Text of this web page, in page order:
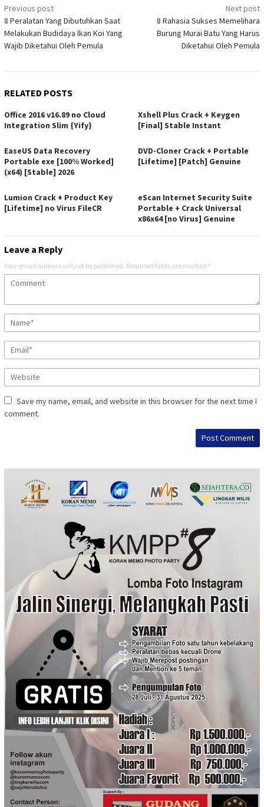
Post
navigation
Previous post
8 Peralatan Yang Dibutuhkan Saat
Melakukan Budidaya Ikan Koi Yang
Wajib Diketahui Oleh Pemula
Next post
8 Rahasia Sukses Memelihara
Burung Murai Batu Yang Harus
Diketahui Oleh Pemula
RELATED POSTS
Office 2016 v16.89 no Cloud
Integration Slim {Yify}
Xshell Plus Crack + Keygen
[Final] Stable Instant
EaseUS Data Recovery
Portable exe [100% Worked]
(x64) [Stable] 2026
DVD-Cloner Crack + Portable
[Lifetime] [Patch] Genuine
Lumion Crack + Product Key
[Lifetime] no Virus FileCR
eScan Internet Security Suite
Portable + Crack Universal
x86x64 [no Virus] Genuine
Leave a Reply
Your email address will not be published. Required fields are marked *
Save my name, email, and website in this browser for the next time I
comment.